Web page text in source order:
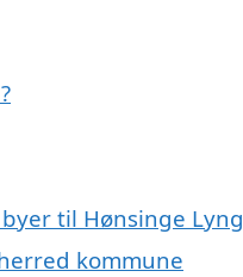
til Hønsinge Lyng
kommune